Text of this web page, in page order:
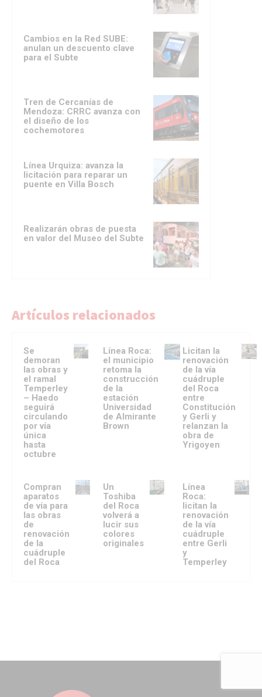
Cambios en la Red SUBE:
anulan un descuento clave
para el Subte
Tren de Cercanías de
Mendoza: CRRC avanza con
el diseño de los
cochemotores
Línea Urquiza: avanza la
licitación para reparar un
puente en Villa Bosch
Realizarán obras de puesta
en valor del Museo del Subte
Artículos relacionados
Se
demoran
las obras y
el ramal
Temperley
– Haedo
seguirá
circulando
por vía
única
hasta
octubre
Línea Roca:
el municipio
retoma la
construcción
de la
estación
Universidad
de Almirante
Brown
Licitan la
renovación
de la vía
cuádruple
del Roca
entre
Constitución
y Gerli y
relanzan la
obra de
Yrigoyen
Compran
aparatos
de vía para
las obras
de
renovación
de la
cuádruple
del Roca
Un
Toshiba
del Roca
volverá a
lucir sus
colores
originales
Línea
Roca:
licitan la
renovación
de la vía
cuádruple
entre Gerli
y
Temperley